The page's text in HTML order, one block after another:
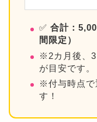
✅ 合計：
間限定）
※2カ月後、3
が目安です。
※付与時点で
す！